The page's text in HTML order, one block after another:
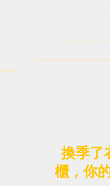
換季了
櫃，你